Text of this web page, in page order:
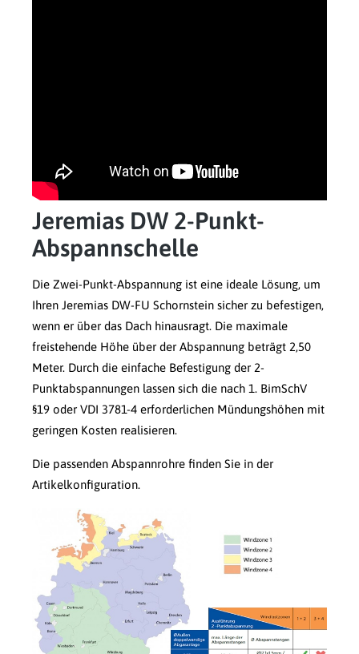
Jeremias DW 2-Punkt-
Abspannschelle
Die Zwei-Punkt-Abspannung ist eine ideale Lösung, um
Ihren Jeremias DW-FU Schornstein sicher zu befestigen,
wenn er über das Dach hinausragt. Die maximale
freistehende Höhe über der Abspannung beträgt 2,50
Meter. Durch die einfache Befestigung der 2-
Punktabspannungen lassen sich die nach 1. BimSchV
§19 oder VDI 3781-4 erforderlichen Mündungshöhen mit
geringen Kosten realisieren.
Die passenden Abspannrohre finden Sie in der
Artikelkonfiguration.